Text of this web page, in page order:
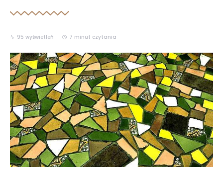
95 wyświetleń 7 minut czytania